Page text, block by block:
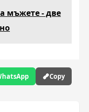
мъжете - две
Copy